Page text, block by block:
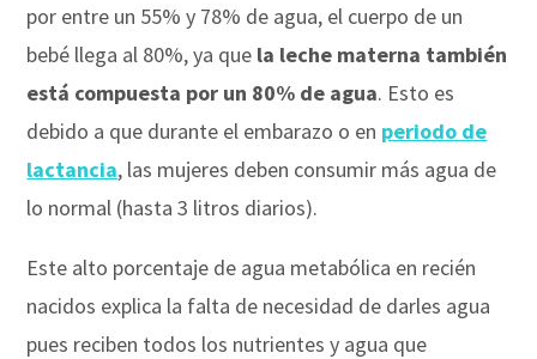
por entre un 55% y 78% de agua, el cuerpo de un
bebé llega al 80%, ya que la leche materna también
está compuesta por un 80% de agua. Esto es
debido a que durante el embarazo o en periodo de
lactancia, las mujeres deben consumir más agua de
lo normal (hasta 3 litros diarios).
Este alto porcentaje de agua metabólica en recién
nacidos explica la falta de necesidad de darles agua
pues reciben todos los nutrientes y agua que